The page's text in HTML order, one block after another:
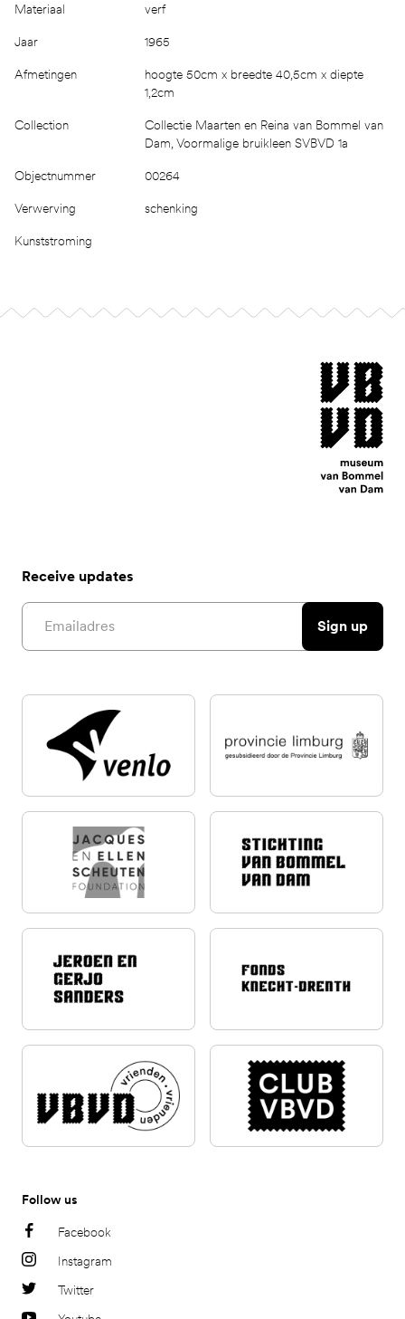
Materiaal verf
Jaar 1965
Afmetingen
hoogte 50cm x breedte 40,5cm x diepte
1,2cm
Collection
Collectie Maarten en Reina van Bommel van
Dam, Voormalige bruikleen SVBVD 1a
Objectnummer 00264
Verwerving schenking
Kunststroming
museum van
Receive updates
Email address
Sign up
Follow us
Facebook
Instagram
Twitter